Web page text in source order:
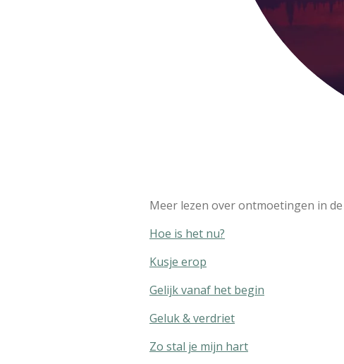
Meer lezen over ontmoetingen in de
Hoe is het nu?
Kusje erop
Gelijk vanaf het begin
Geluk & verdriet
Zo stal je mijn hart